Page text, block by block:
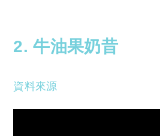
2. 牛油果奶昔
資料來源